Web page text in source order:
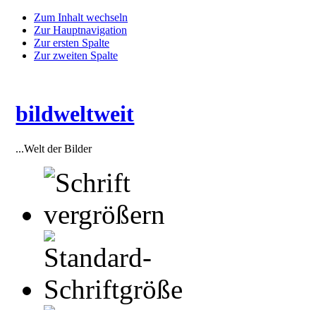
Zum Inhalt wechseln
Zur Hauptnavigation
Zur ersten Spalte
Zur zweiten Spalte
bildweltweit
...Welt der Bilder